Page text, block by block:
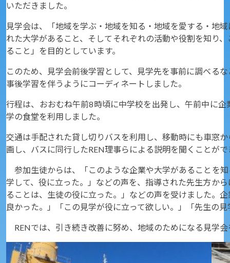
いただきました。
見学会は、「地域を学ぶ・地域を知る・地域を愛する・地
れた大学があること、そしてそれぞれの活動や役割を知り
ること」を目的としています。
このため、見学会前後学習として、見学先を事前に調べる
事後学習を伴うようにコーディネートしました。
行程は、おおむね午前8時頃に中学校を出発し、午前中に
学の食堂を利用しました。
交通は手配された貸し切りバスを利用し、移動時にも車窓
画し、バスに同行したREN理事らによる説明を聞くことが
参加生徒からは、「このような企業や大学があることを
学して、役に立った。」などの声を、指導された先生方か
ることは、生徒の役に立った。」などの声を受けました。
良かった。」「この見学が役に立って欲しい。」「先生の
RENでは、引き続き改善に努め、地域のためになる見学